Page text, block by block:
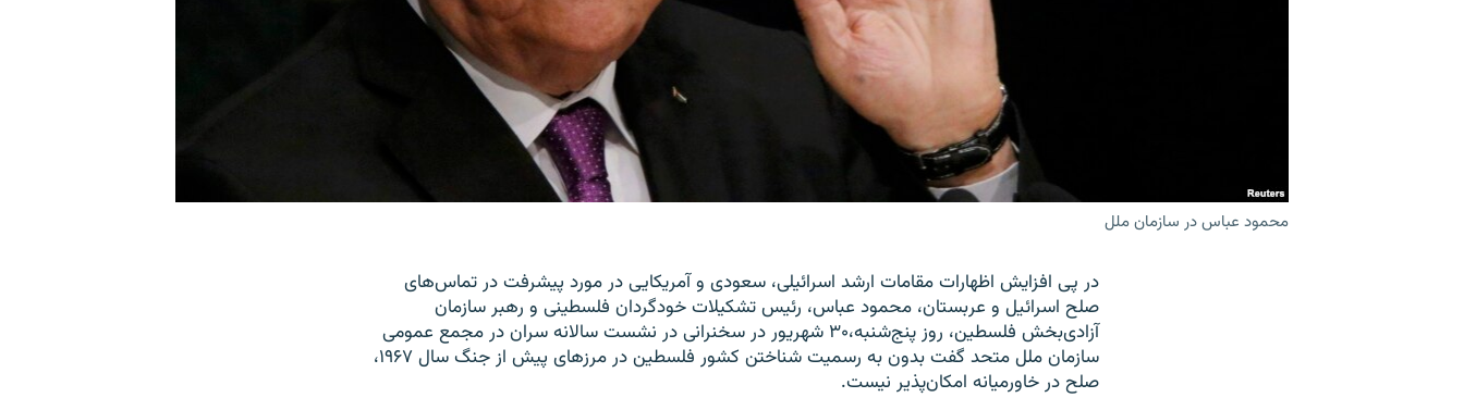
محمود عباس در سازمان ملل
در پی افزایش اظهارات مقامات ارشد اسرائیلی، سعودی و آمریکایی در مورد پیشرفت در تماس‌های
صلح اسرائیل و عربستان، محمود عباس، رئیس تشکیلات خودگردان فلسطینی و رهبر سازمان
آزادی‌بخش فلسطین، روز پنج‌شنبه،‌۳۰ شهریور در سخنرانی در نشست سالانه سران در مجمع عمومی
سازمان ملل متحد گفت بدون به رسمیت شناختن کشور فلسطین در مرزهای پیش از جنگ سال ۱۹۶۷،
صلح در خاورمیانه امکان‌پذیر نیست.